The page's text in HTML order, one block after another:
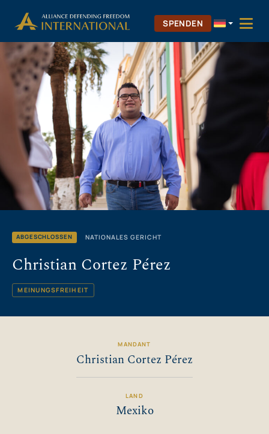
Inhalt
SPENDEN
ABGESCHLOSSEN NATIONALES GERICHT
Christian Cortez Pérez
MEINUNGSFREIHEIT
MANDANT
Christian Cortez Pérez
LAND
Mexiko